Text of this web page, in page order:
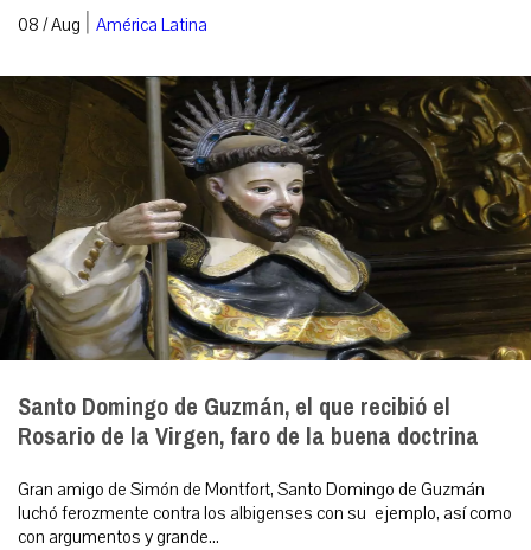
08 / Aug | América Latina
Santo Domingo de Guzmán, el que recibió el
Rosario de la Virgen, faro de la buena doctrina
Gran amigo de Simón de Montfort, Santo Domingo de Guzmán
luchó ferozmente contra los albigenses con su ejemplo, así como
con argumentos y grande...